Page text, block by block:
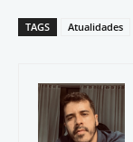
TAGS Atualidades